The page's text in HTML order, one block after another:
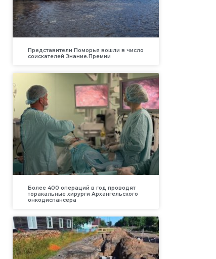
Представители Поморья вошли в число
соискателей Знание.Премии
Более 400 операций в год проводят
торакальные хирурги Архангельского
онкодиспансера